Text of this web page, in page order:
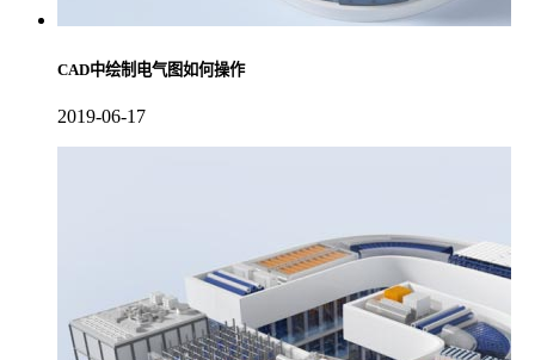
CAD中绘制电气图如何操作
2019-06-17